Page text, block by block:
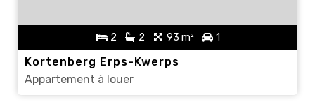
2 2 93 m² 1
Kortenberg Erps-Kwerps
Appartement à louer